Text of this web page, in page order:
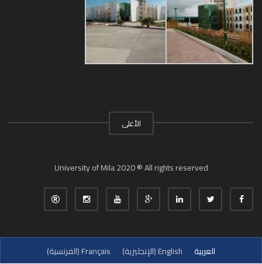
الأعلى
University of Mila 2020 ® All rights reserved
العربية English
(الإنجليزية)
Français
(الفرنسية)